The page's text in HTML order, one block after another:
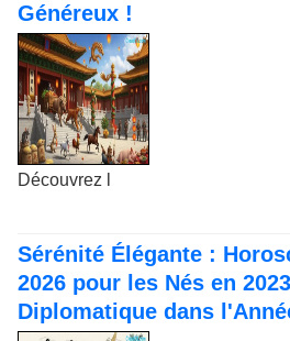
Généreux !
Découvrez l
Sérénité Élégante :
2026 pour les Nés en
Diplomatique dans